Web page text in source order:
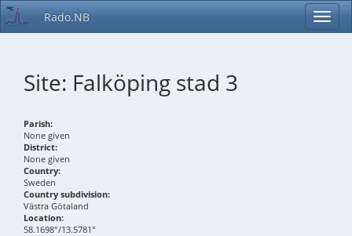
Rado.NB
Site: Falköping stad 3
Parish:
None given
District:
None given
Country:
Sweden
Country subdivision:
Västra Götaland
Location:
58.1698°/13.5781°